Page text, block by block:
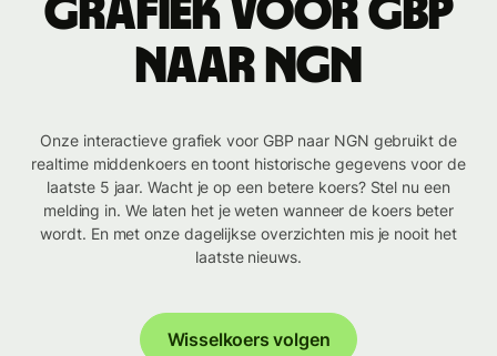
Grafiek voor GBP
naar NGN
Onze interactieve grafiek voor GBP naar NGN gebruikt de
realtime middenkoers en toont historische gegevens voor de
laatste 5 jaar. Wacht je op een betere koers? Stel nu een
melding in. We laten het je weten wanneer de koers beter
wordt. En met onze dagelijkse overzichten mis je nooit het
laatste nieuws.
Wisselkoers volgen